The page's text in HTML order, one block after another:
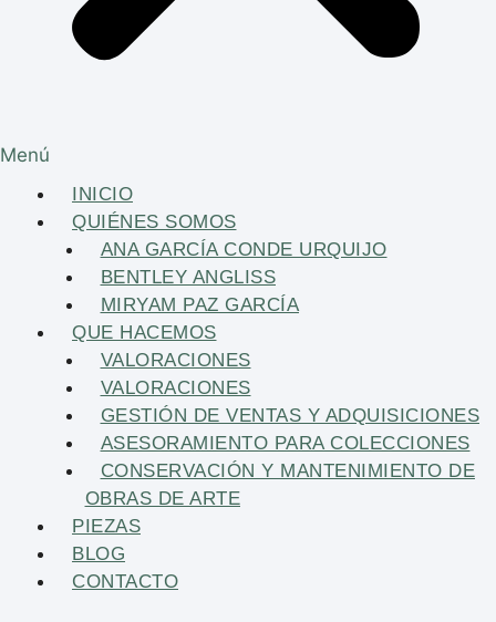
Menú
INICIO
QUIÉNES SOMOS
ANA GARCÍA CONDE URQUIJO
BENTLEY ANGLISS
MIRYAM PAZ GARCÍA
QUE HACEMOS
VALORACIONES
VALORACIONES
GESTIÓN DE VENTAS Y ADQUISICIONES
ASESORAMIENTO PARA COLECCIONES
CONSERVACIÓN Y MANTENIMIENTO DE
OBRAS DE ARTE
PIEZAS
BLOG
CONTACTO